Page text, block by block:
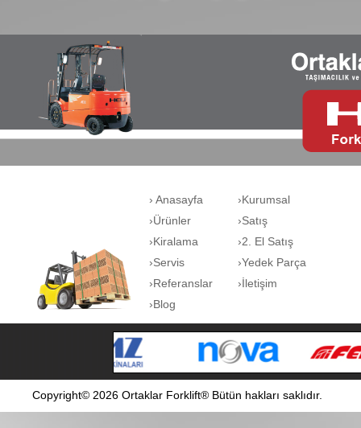
› Anasayfa
›Kurumsal
›Ürünler
›Satış
›Kiralama
›2. El Satış
›Servis
›Yedek Parça
›Referanslar
›İletişim
›Blog
Copyright© 2026 Ortaklar Forklift® Bütün hakları saklıdır.